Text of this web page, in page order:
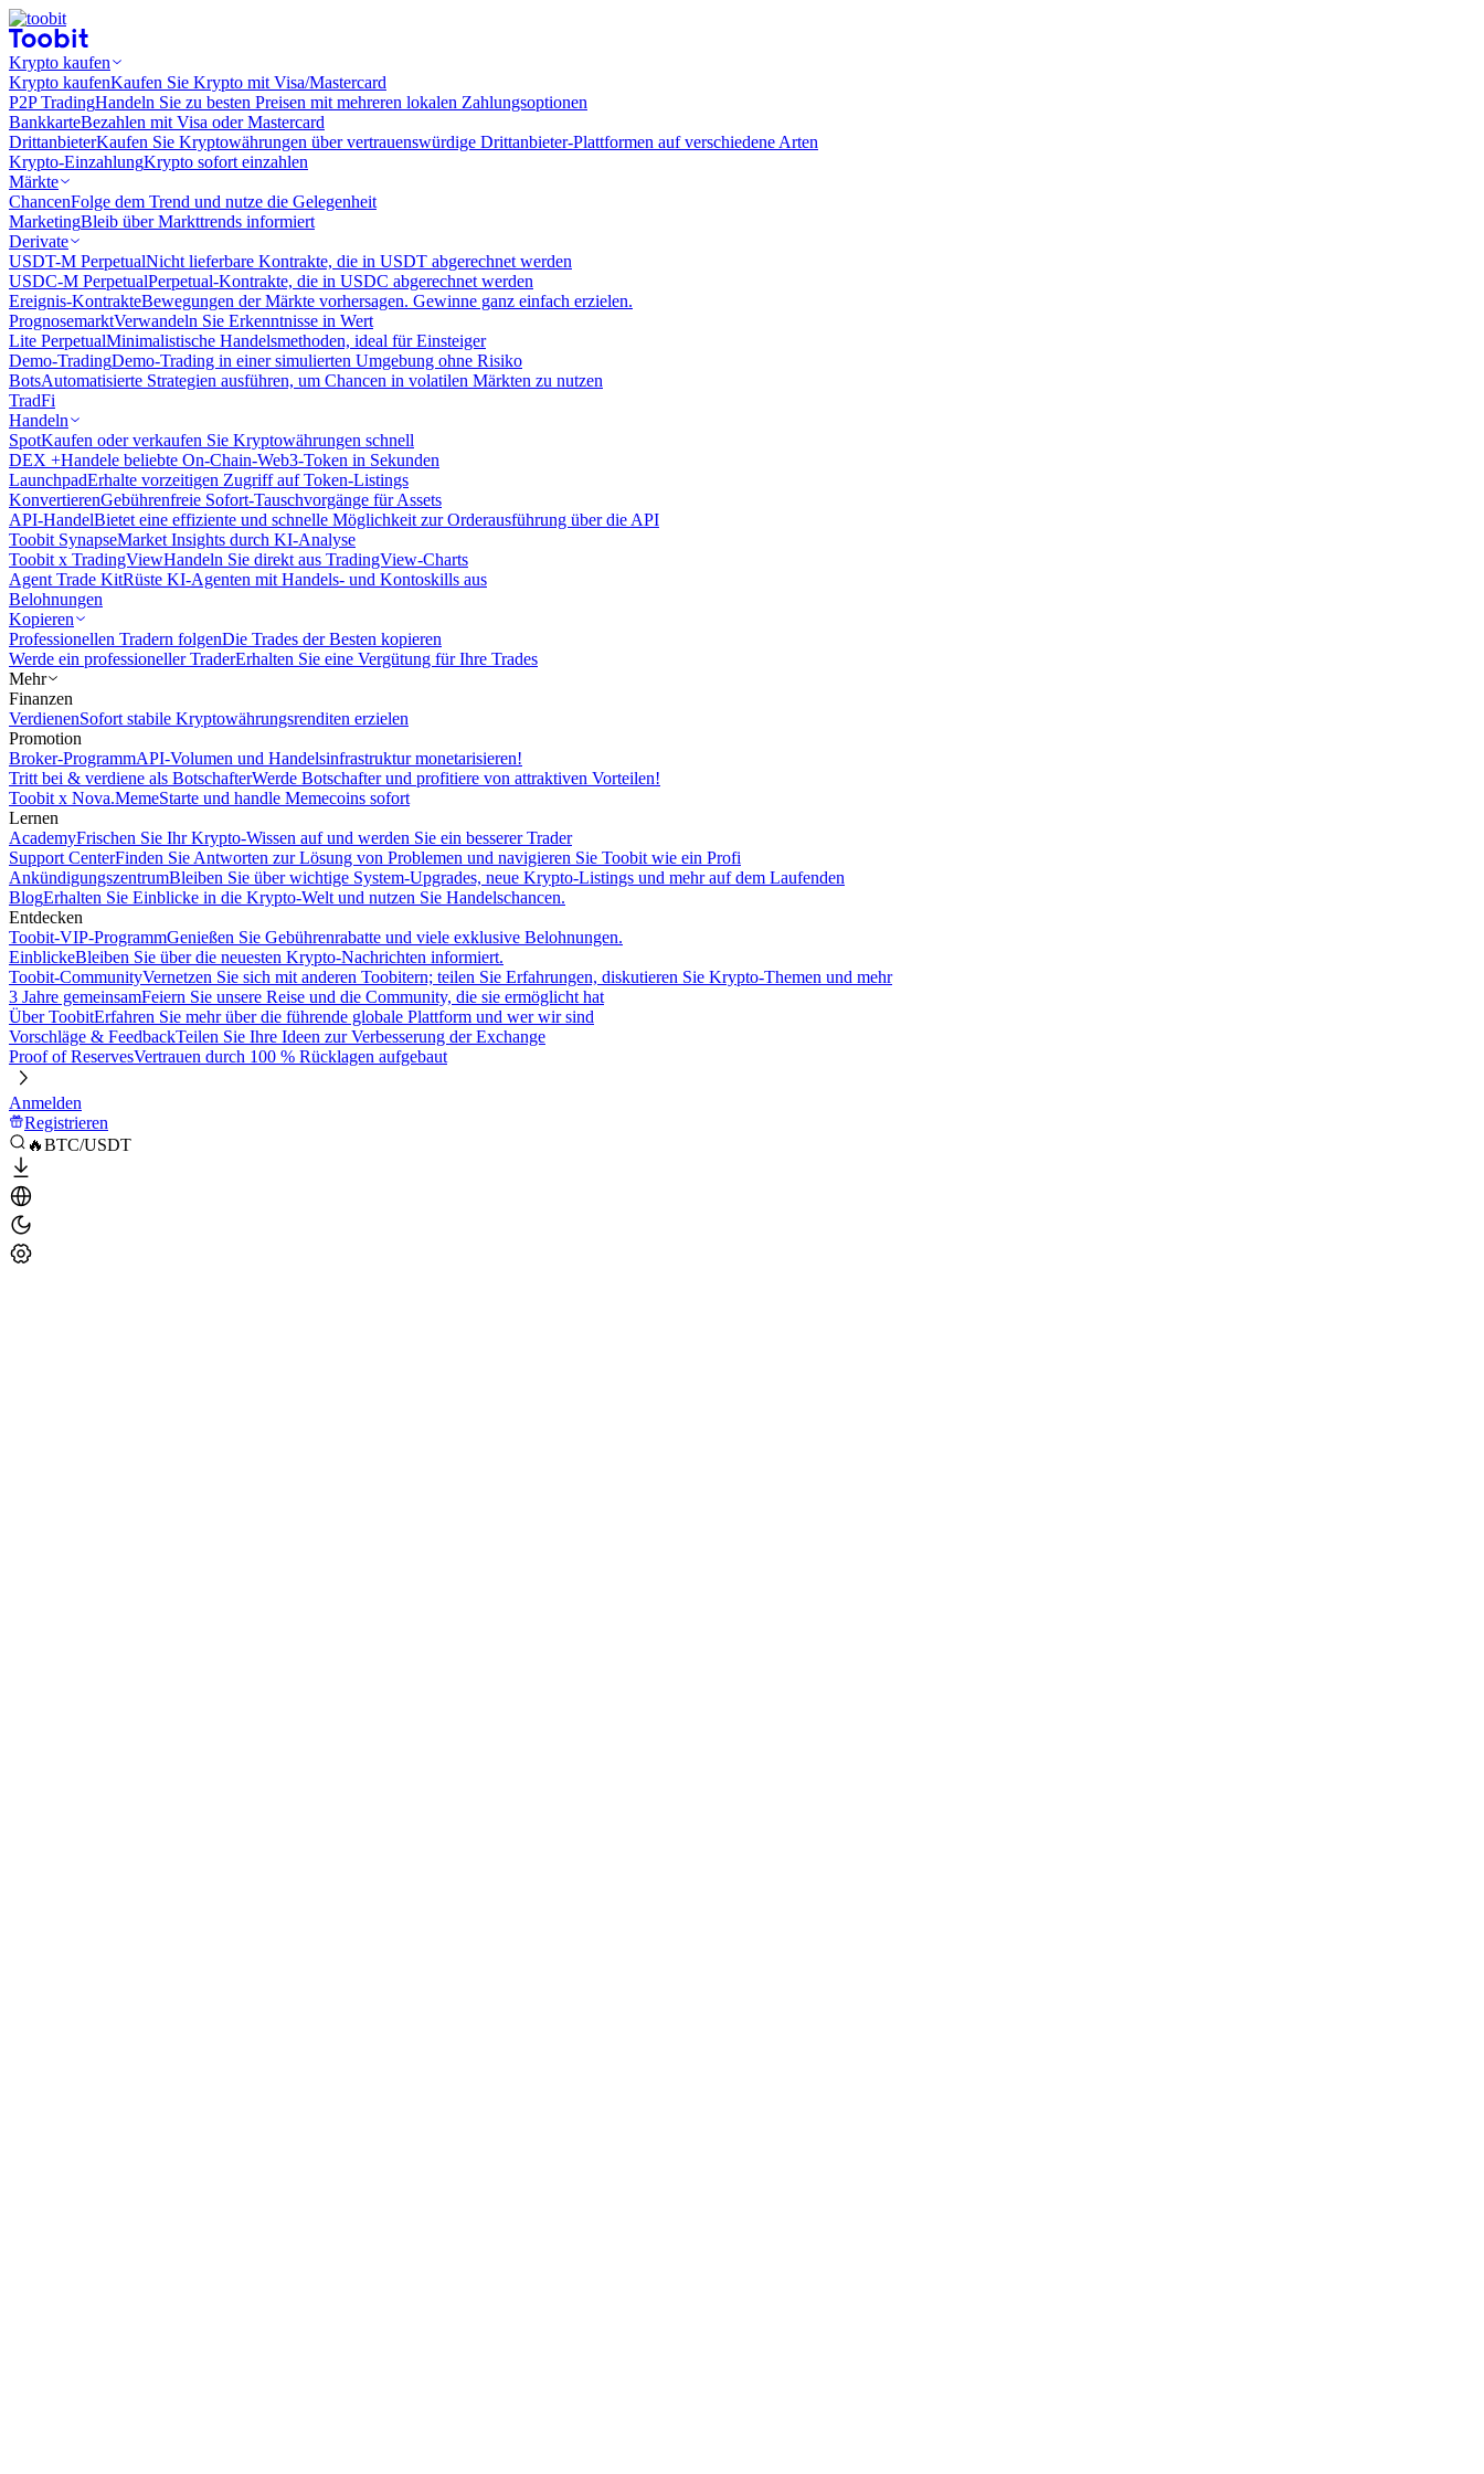
Krypto kaufen
Krypto kaufenKaufen Sie Krypto mit Visa/Mastercard
P2P TradingHandeln Sie zu besten Preisen mit mehreren lokalen Zahlungsoptionen
BankkarteBezahlen mit Visa oder Mastercard
DrittanbieterKaufen Sie Kryptowährungen über vertrauenswürdige Drittanbieter-Plattformen auf verschiedene Arten
Krypto-EinzahlungKrypto sofort einzahlen
Märkte
ChancenFolge dem Trend und nutze die Gelegenheit
MarketingBleib über Markttrends informiert
Derivate
USDT-M PerpetualNicht lieferbare Kontrakte, die in USDT abgerechnet werden
USDC-M PerpetualPerpetual-Kontrakte, die in USDC abgerechnet werden
Ereignis-KontrakteBewegungen der Märkte vorhersagen. Gewinne ganz einfach erzielen.
PrognosemarktVerwandeln Sie Erkenntnisse in Wert
Lite PerpetualMinimalistische Handelsmethoden, ideal für Einsteiger
Demo-TradingDemo-Trading in einer simulierten Umgebung ohne Risiko
BotsAutomatisierte Strategien ausführen, um Chancen in volatilen Märkten zu nutzen
TradFi
Handeln
SpotKaufen oder verkaufen Sie Kryptowährungen schnell
DEX +Handele beliebte On-Chain-Web3-Token in Sekunden
LaunchpadErhalte vorzeitigen Zugriff auf Token-Listings
KonvertierenGebührenfreie Sofort-Tauschvorgänge für Assets
API-HandelBietet eine effiziente und schnelle Möglichkeit zur Orderausführung über die API
Toobit SynapseMarket Insights durch KI-Analyse
Toobit x TradingViewHandeln Sie direkt aus TradingView-Charts
Agent Trade KitRüste KI-Agenten mit Handels- und Kontoskills aus
Belohnungen
Kopieren
Professionellen Tradern folgenDie Trades der Besten kopieren
Werde ein professioneller TraderErhalten Sie eine Vergütung für Ihre Trades
Mehr
Finanzen
VerdienenSofort stabile Kryptowährungsrenditen erzielen
Promotion
Broker-ProgrammAPI-Volumen und Handelsinfrastruktur monetarisieren!
Tritt bei & verdiene als BotschafterWerde Botschafter und profitiere von attraktiven Vorteilen!
Toobit x Nova.MemeStarte und handle Memecoins sofort
Lernen
AcademyFrischen Sie Ihr Krypto-Wissen auf und werden Sie ein besserer Trader
Support CenterFinden Sie Antworten zur Lösung von Problemen und navigieren Sie Toobit wie ein Profi
AnkündigungszentrumBleiben Sie über wichtige System-Upgrades, neue Krypto-Listings und mehr auf dem Laufenden
BlogErhalten Sie Einblicke in die Krypto-Welt und nutzen Sie Handelschancen.
Entdecken
Toobit-VIP-ProgrammGenießen Sie Gebührenrabatte und viele exklusive Belohnungen.
EinblickeBleiben Sie über die neuesten Krypto-Nachrichten informiert.
Toobit-CommunityVernetzen Sie sich mit anderen Toobitern; teilen Sie Erfahrungen, diskutieren Sie Krypto-Themen und mehr
3 Jahre gemeinsamFeiern Sie unsere Reise und die Community, die sie ermöglicht hat
Über ToobitErfahren Sie mehr über die führende globale Plattform und wer wir sind
Vorschläge & FeedbackTeilen Sie Ihre Ideen zur Verbesserung der Exchange
Proof of ReservesVertrauen durch 100 % Rücklagen aufgebaut
Anmelden
Registrieren
🔥BTC/USDT